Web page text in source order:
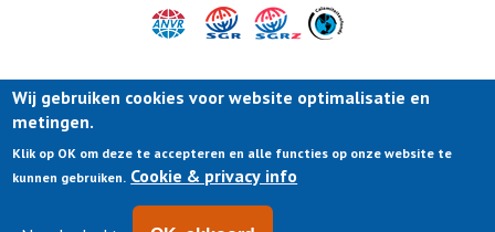
Wij gebruiken cookies voor website optimalisatie en
metingen.
Klik op OK om deze te accepteren en alle functies op onze website te
kunnen gebruiken. Cookie & privacy info